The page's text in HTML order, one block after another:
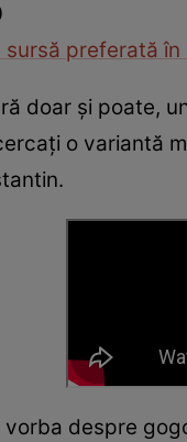
preferată în
doar și poate,
o variantă
despre